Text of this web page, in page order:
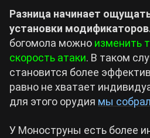
Разница начинает
установки
богомола можно изменить
скорость атаки. В таком
становится более
равно не хватает
для этого орудия мы
У Моноструны есть более